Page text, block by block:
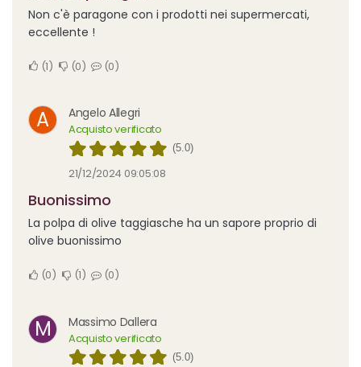
Non c'è paragone con i prodotti nei supermercati,
eccellente !
1 0 0
A Angelo Allegri
Acquisto verificato
(5.0)
21/12/2024 09:05:08
Buonissimo
La polpa di olive taggiasche ha un sapore proprio di
olive buonissimo
0 1 0
M Massimo Dallera
Acquisto verificato
(5.0)